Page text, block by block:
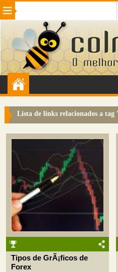
Beleza Cinema e TV
Internet Jogos NotÃ­cias
VeÃ­culos Adulto
Sugerir Link
Perguntas Frequentes
Sobre
Contato
Lista de links relacionados a tag
Tipos de GrÃ¡ficos de
Forex